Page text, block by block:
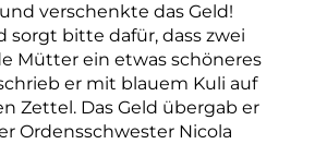
verschenkte das Geld!
sorgt bitte dafür, dass zwei
Mütter ein etwas schöneres
er mit blauem Kuli auf
Zettel. Das Geld übergab er
Ordensschwester Nicola